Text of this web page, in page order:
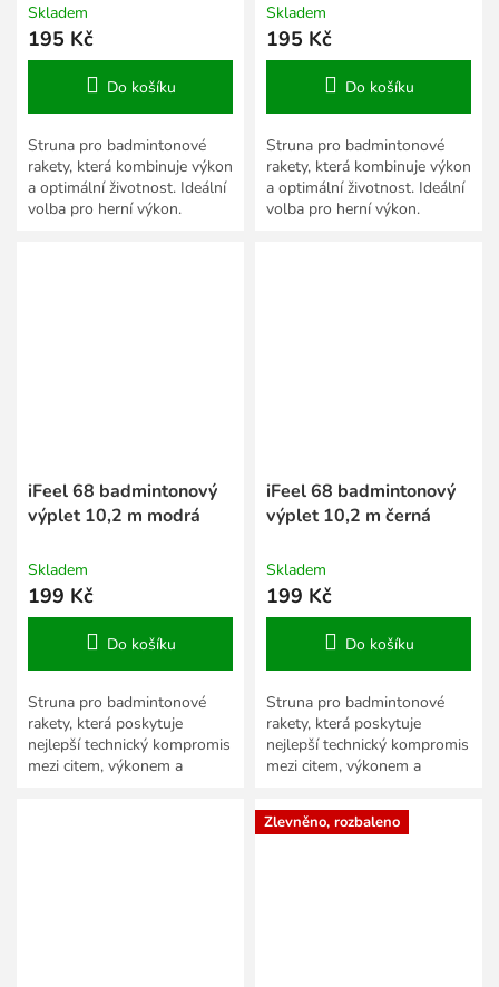
Skladem
195 Kč
Do košíku
Struna pro badmintonové
rakety, která kombinuje výkon
a optimální životnost. Ideální
volba pro herní výkon.
Skladem
195 Kč
Do košíku
Struna pro badmintonové
rakety, která kombinuje výkon
a optimální životnost. Ideální
volba pro herní výkon.
iFeel 68 badmintonový
výplet 10,2 m modrá
Skladem
199 Kč
Do košíku
Struna pro badmintonové
rakety, která poskytuje
nejlepší technický kompromis
mezi citem, výkonem a
iFeel 68 badmintonový
výplet 10,2 m černá
Skladem
199 Kč
Do košíku
Struna pro badmintonové
rakety, která poskytuje
nejlepší technický kompromis
mezi citem, výkonem a
Zlevněno, rozbaleno